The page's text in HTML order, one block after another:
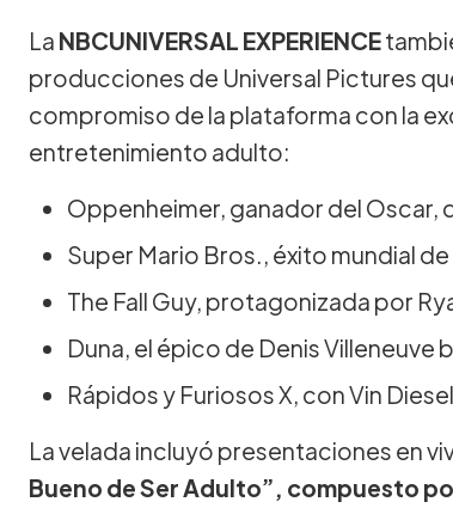
La NBCUNIVERSAL EXPERIENCE
producciones de Universal Pictures
compromiso de la plataforma con la
entretenimiento adulto:
Oppenheimer, ganador del Oscar,
Super Mario Bros., éxito mundial
The Fall Guy, protagonizada por
Duna, el épico de Denis Villeneuve
Rápidos y Furiosos X, con Vin
La velada incluyó presentaciones en
Bueno de Ser Adulto”, compuesto